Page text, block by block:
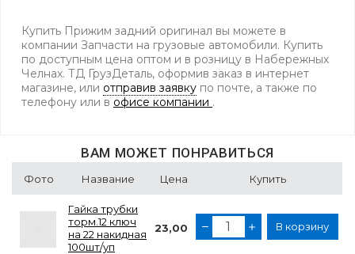
Купить Прижим задний оригинал вы можете в
компании Запчасти на грузовые автомобили. Купить
по доступным цена оптом и в розницу в Набережных
Челнах. ТД ГрузДеталь, оформив заказ в интернет
магазине, или отправив заявку по почте, а также по
телефону или в офисе компании .
ВАМ МОЖЕТ ПОНРАВИТЬСЯ
Фото Название Цена Купить
Гайка трубки
торм.12 ключ
на 22 накидная
100шт/уп
23,00 В корзину